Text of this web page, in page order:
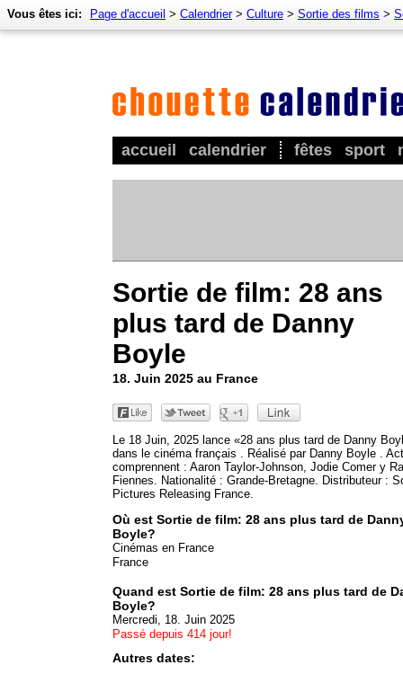
accueil calendrier fêtes sport
Vous êtes ici: Page d'accueil > Calendrier> Culture > Sortie des films >
Sortie de film: 28 ans
plus tard de Danny
Boyle
18. Juin 2025 au France
Le 18 Juin, 2025 lance «28 ans plus tard de Danny
dans le cinéma français . Réalisé par Danny Boyle .
comprennent : Aaron Taylor-Johnson, Jodie Comer y
Fiennes. Nationalité : Grande-Bretagne. Distributeur :
Pictures Releasing France.
Où est Sortie de film: 28 ans plus tard de
Boyle?
Cinémas en France
France
Quand est Sortie de film: 28 ans plus tard de
Boyle?
Mercredi, 18. Juin 2025
Passé depuis 414 jour!
Autres dates: